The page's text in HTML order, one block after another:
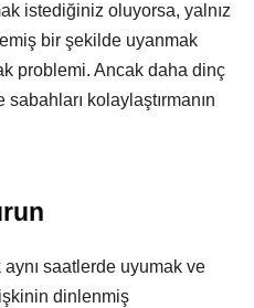
istediğiniz oluyorsa, yalnız
bir şekilde uyanmak
problemi. Ancak daha dinç
kolaylaştırmanın
saatlerde uyumak ve
dinlenmiş